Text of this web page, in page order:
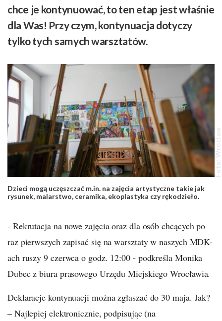
chce je kontynuować, to ten etap jest właśnie
dla Was! Przy czym, kontynuacja dotyczy
tylko tych samych warsztatów.
Dzieci mogą uczęszczać m.in. na zajęcia artystyczne takie jak
rysunek, malarstwo, ceramika, ekoplastyka czy rękodzieło.
Foto: Wrocław
- Rekrutacja na nowe zajęcia oraz dla osób chcących po
raz pierwszych zapisać się na warsztaty w naszych MDK-
ach ruszy 9 czerwca o godz. 12:00 - podkreśla Monika
Dubec z biura prasowego Urzędu Miejskiego Wrocławia.
Deklaracje kontynuacji można zgłaszać do 30 maja. Jak?
– Najlepiej elektronicznie, podpisując (na